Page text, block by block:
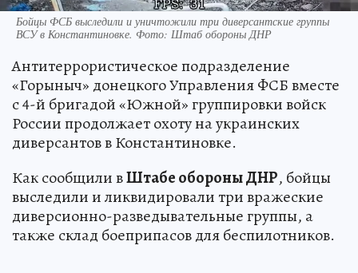
Бойцы ФСБ выследили и уничтожили три диверсантские группы
ВСУ в Константиновке. Фото: Штаб обороны ДНР
Антитеррористическое подразделение
«Горыныч» донецкого Управления ФСБ вместе
с 4-й бригадой «Южной» группировки войск
России продолжает охоту на украинских
диверсантов в Константиновке.
Как сообщили вШтабе обороны ДНР, бойцы
выследили и ликвидировали три вражеские
диверсионно-разведывательные группы, а
также склад боеприпасов для беспилотников.